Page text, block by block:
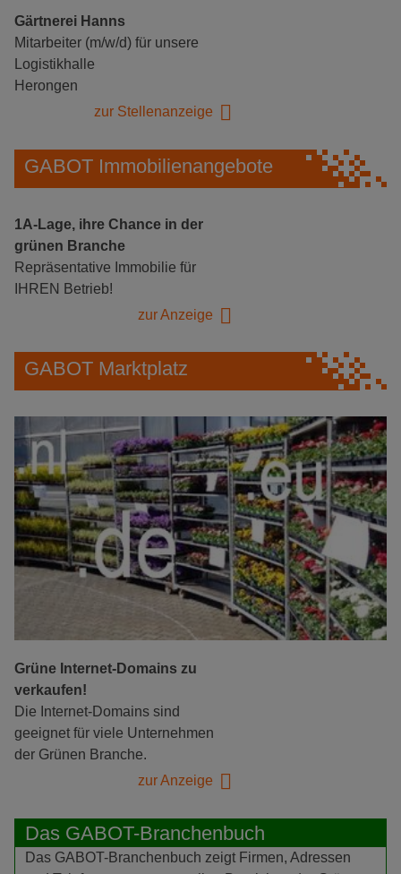
Gärtnerei Hanns
Mitarbeiter (m/w/d) für unsere
Logistikhalle
Herongen
zur Stellenanzeige
GABOT Immobilienangebote
1A-Lage, ihre Chance in der
grünen Branche
Repräsentative Immobilie für
IHREN Betrieb!
zur Anzeige
GABOT Marktplatz
Grüne Internet-Domains zu
verkaufen!
Die Internet-Domains sind
geeignet für viele Unternehmen
der Grünen Branche.
zur Anzeige
Das GABOT-Branchenbuch
Das GABOT-Branchenbuch zeigt Firmen, Adressen